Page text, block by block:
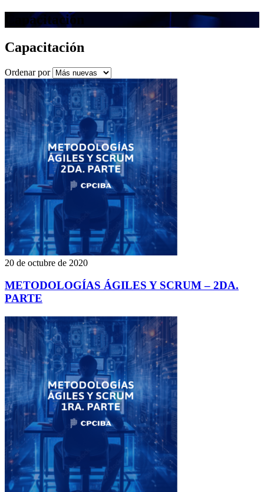
Capacitación
Capacitación
Ordenar por
20 de octubre de 2020
METODOLOGÍAS ÁGILES Y SCRUM – 2DA.
PARTE